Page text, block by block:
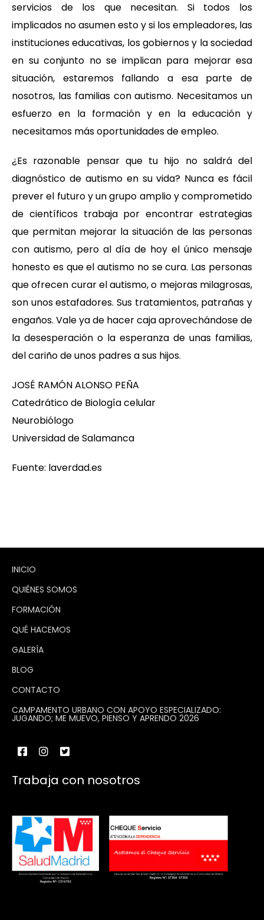
servicios de los que necesitan. Si todos los
implicados no asumen esto y si los empleadores, las
instituciones educativas, los gobiernos y la sociedad
en su conjunto no se implican para mejorar esa
situación, estaremos fallando a esa parte de
nosotros, las familias con autismo. Necesitamos un
esfuerzo en la formación y en la educación y
necesitamos más oportunidades de empleo.
¿Es razonable pensar que tu hijo no saldrá del
diagnóstico de autismo en su vida? Nunca es fácil
prever el futuro y un grupo amplio y comprometido
de científicos trabaja por encontrar estrategias
que permitan mejorar la situación de las personas
con autismo, pero al día de hoy el único mensaje
honesto es que el autismo no se cura. Las personas
que ofrecen curar el autismo, o mejoras milagrosas,
son unos estafadores. Sus tratamientos, patrañas y
engaños. Vale ya de hacer caja aprovechándose de
la desesperación o la esperanza de unas familias,
del cariño de unos padres a sus hijos.
JOSÉ RAMÓN ALONSO PEÑA
Catedrático de Biología celular
Neurobiólogo
Universidad de Salamanca
Fuente: laverdad.es
INICIO
QUIÉNES SOMOS
FORMACIÓN
QUÉ HACEMOS
GALERÍA
BLOG
CONTACTO
CAMPAMENTO URBANO CON APOYO ESPECIALIZADO:
JUGANDO; ME MUEVO, PIENSO Y APRENDO 2026
Trabaja con nosotros